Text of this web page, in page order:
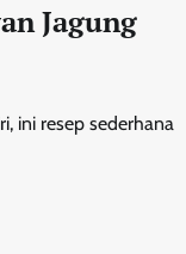
Jagung
ini resep sederhana